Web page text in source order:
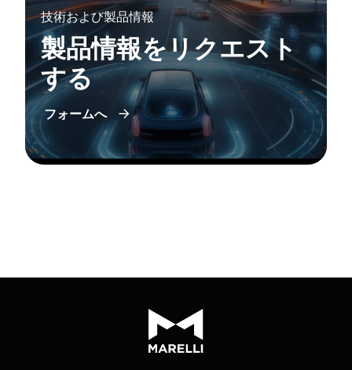
技術および製品情報
製品情報をリクエスト
する
フォームへ